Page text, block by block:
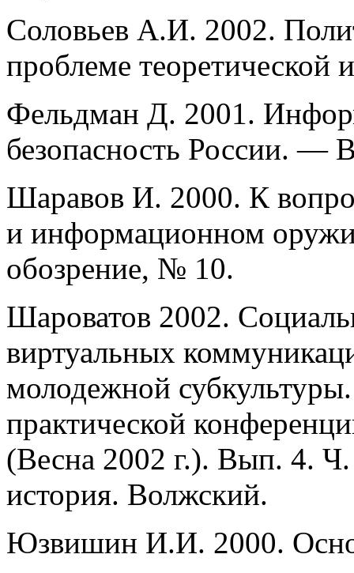
Соловьев А.И. 2002.
проблеме
Фельдман Д. 2001.
безопасность России. —
Шаравов И. 2000. К
и информационном
обозрение, № 10.
Шароватов 2002.
виртуальных
молодежной
практической
(Весна 2002 г.). Вып. 4.
история. Волжский.
Юзвишин И.И. 2000.